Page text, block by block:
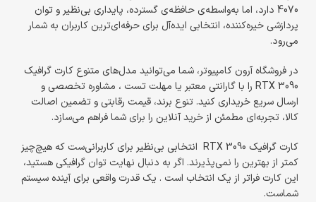
4070 دارد، اما به‌واسطه‌ی حافظه‌ی گسترده، پایداری بی‌نظیر و توان
پردازشی خیره‌کننده، انتخابی ایده‌آل برای حرفه‌ای‌ترین کاربران به شمار
می‌رود.
در فروشگاه آرون کامپیوتر، شما می‌توانید مدل‌های متنوع کارت گرافیک
RTX 3090 را با گارانتی معتبر یا مهلت تست ، مشاوره تخصصی و
ارسال سریع خریداری کنید. تنوع برند، قیمت رقابتی و تضمین اصالت
کالا، تجربه‌ای مطمئن از خرید آنلاین را برای شما فراهم می‌سازد.
کارت گرافیک RTX 3090 انتخابی بی‌نظیر برای کاربرانی‌ست که هیچ‌چیز
کمتر از بهترین را نمی‌پذیرند. اگر به دنبال نهایت توان گرافیکی هستید،
این کارت فراتر از یک انتخاب است . یک قدرت واقعی برای آینده سیستم
شماست.